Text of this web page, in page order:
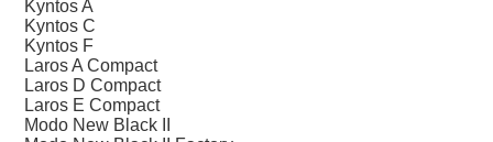
Kyntos A
Kyntos C
Kyntos F
Laros A Compact
Laros D Compact
Laros E Compact
Modo New Black II